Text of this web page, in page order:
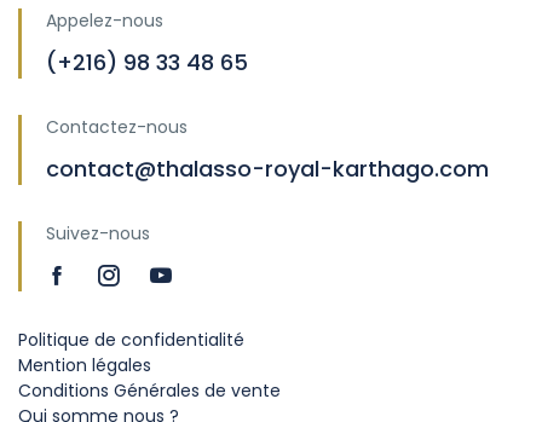
Appelez-nous
(+216) 98 33 48 65
Contactez-nous
contact@thalasso-royal-karthago.com
Suivez-nous
Politique de confidentialité
Mention légales
Conditions Générales de vente
Qui somme nous ?